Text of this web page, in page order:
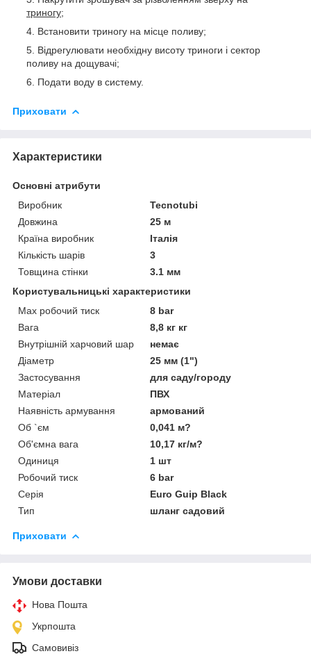
триногу;
Встановити триногу на місце поливу;
Відрегулювати необхідну висоту триноги і сектор
поливу на дощувачі;
Подати воду в систему.
Приховати
Характеристики
Основні атрибути
Виробник
Tecnotubi
Довжина
25 м
Країна виробник
Італія
Кількість шарів
3
Товщина стінки
3.1 мм
Користувальницькі характеристики
Max робочий тиск
8 bar
Вага
8,8 кг кг
Внутрішній харчовий шар
немає
Діаметр
25 мм (1")
Застосування
для саду/городу
Матеріал
ПВХ
Наявність армування
армований
Об `єм
0,041 м?
Об'ємна вага
10,17 кг/м?
Одиниця
1 шт
Робочий тиск
6 bar
Серія
Euro Guip Black
Тип
шланг садовий
Приховати
Умови доставки
Нова Пошта
Укрпошта
Самовивіз